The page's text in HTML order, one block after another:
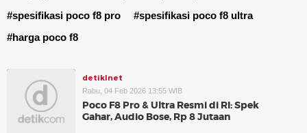
#spesifikasi poco f8 pro
#spesifikasi poco f8 ultra
#harga poco f8
detikInet
Rabu, 04 Feb 2026 13:55 WIB
Poco F8 Pro & Ultra Resmi di RI: Spek
Gahar, Audio Bose, Rp 8 Jutaan